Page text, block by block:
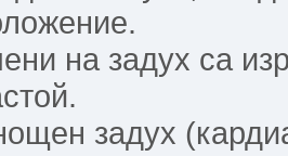
на задух са
задух